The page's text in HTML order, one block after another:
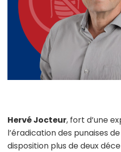
Hervé Jocteur, fort d’une
l’éradication des punaises
disposition plus de deux